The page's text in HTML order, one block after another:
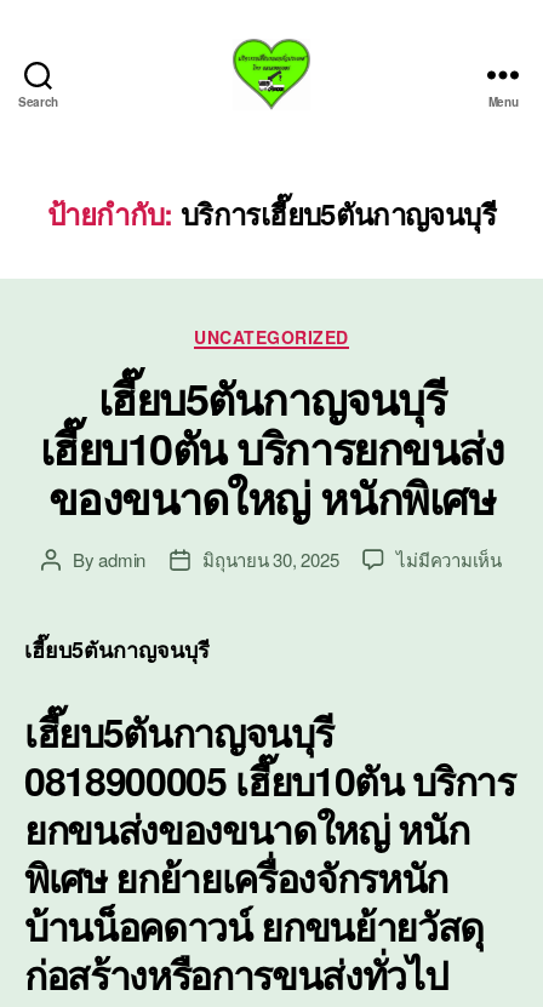
Search
บรถ
ยก
ประเทศ.com
Menu
ป้ายกำกับ: บริการเฮี๊ยบ5ตันกาญจนบุรี
Categories
UNCATEGORIZED
เฮี๊ยบ5ตันกาญจนบุรี
เฮี๊ยบ10ตัน บริการยกขนส่ง
ของขนาดใหญ่ หนักพิเศษ
PostByadmin
Postมิถุนายน 30, 2025 ไม่มีความเห็นบน
ขนา
ใหญ่
เฮี๊ยบ5ตันกาญจนบุรี
เฮี๊ยบ5ตันกาญจนบุรี
0818900005 เฮี๊ยบ10ตัน บริการ
ยกขนส่งของขนาดใหญ่ หนัก
พิเศษ ยกย้ายเครื่องจักรหนัก
บ้านน็อคดาวน์ ยกขนย้ายวัสดุ
ก่อสร้างหรือการขนส่งทั่วไป